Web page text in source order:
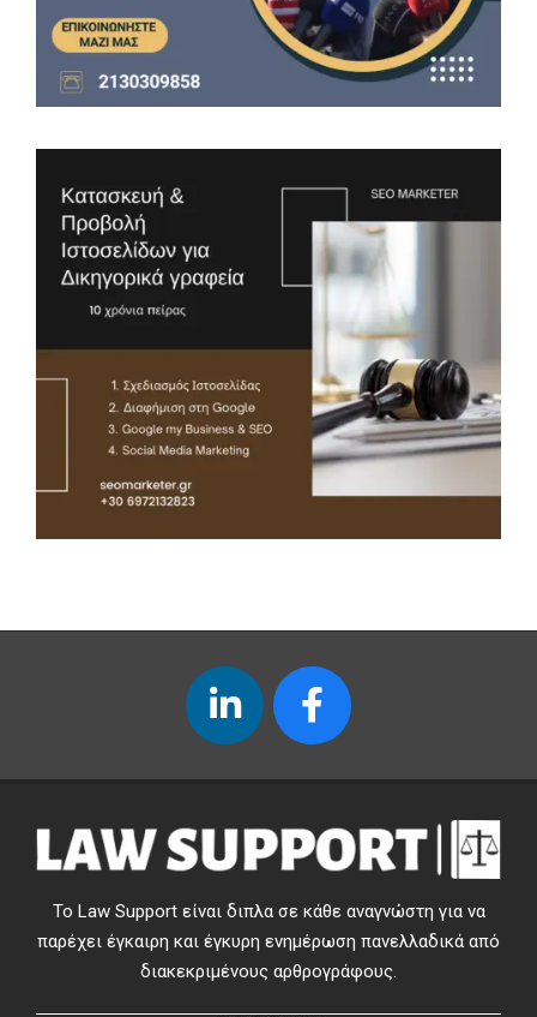
Το Law Support είναι διπλα σε κάθε αναγνώστη για να
παρέχει έγκαιρη και έγκυρη ενημέρωση πανελλαδικά από
διακεκριμένους αρθρογράφους.